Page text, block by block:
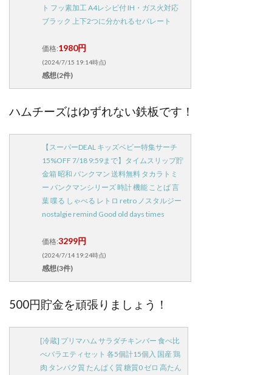
ト フッ素加工 A4レシピ付 IH・ガス火対応
ブラック 上下2つに分かれるセパレート
価格:1980円
(2024/7/15 19:14時点)
感想(2件)
ハムチーズはゆずれない鉄板です！
【スーパーDEAL キッズベビー特集サーチ
15%OFF 7/18 9:59まで】タイムスリップ貯
金箱 昭和 バンクマン 送料無料 タカラトミ
ー バンクマンシリーズ 時計 機能 ことば 言
葉 喋る しゃべる レトロ retro ノスタルジー
nostalgie remind Good old days times
価格:3299円
(2024/7/14 19:24時点)
感想(3件)
500円貯金を頑張りましょう！
[冷蔵] プリマハム サラダチキンバー 食べ比
べバラエティセット 各5個計15個入 国産 鶏
肉 タンパク質 たんぱく質 糖質0 ゼロ 高たん